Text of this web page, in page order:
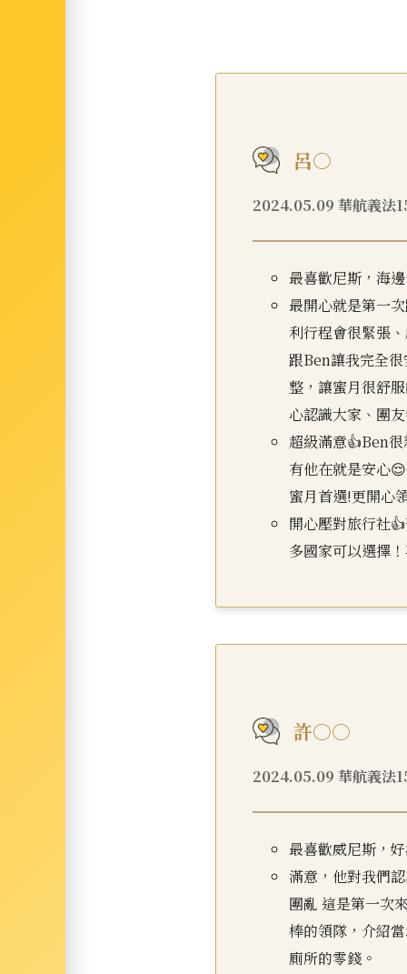
呂○
2024.05.09 華航義法
最喜歡尼斯，海
最開心就是第一
利行程會很緊張
跟Ben讓我完全
整，讓蜜月很舒
心認識大家、團
超級滿意👍Ben
有他在就是安心
蜜月首選!更開心
開心壓對旅行社
多國家可以選擇
許○○
2024.05.09 華航義法
最喜歡威尼斯，
滿意，他對我們
團亂 這是第一次
棒的領隊，介紹
廁所的零錢。